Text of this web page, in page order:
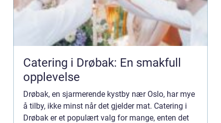
Catering i Drøbak: En smakfull
opplevelse
Drøbak, en sjarmerende kystby nær Oslo, har mye
å tilby, ikke minst når det gjelder mat. Catering i
Drøbak er et populært valg for mange, enten det